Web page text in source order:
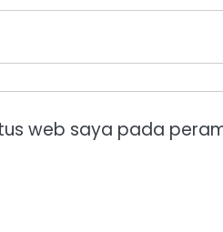
web saya pada